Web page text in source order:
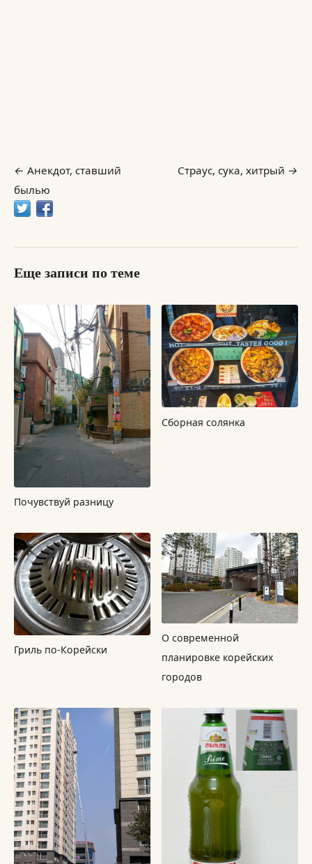
Анекдот, ставший
былью
Страус, сука, хитрый
Еще записи по теме
Почувствуй разницу
Сборная солянка
Гриль по-Корейски
О современной
планировке корейских
городов